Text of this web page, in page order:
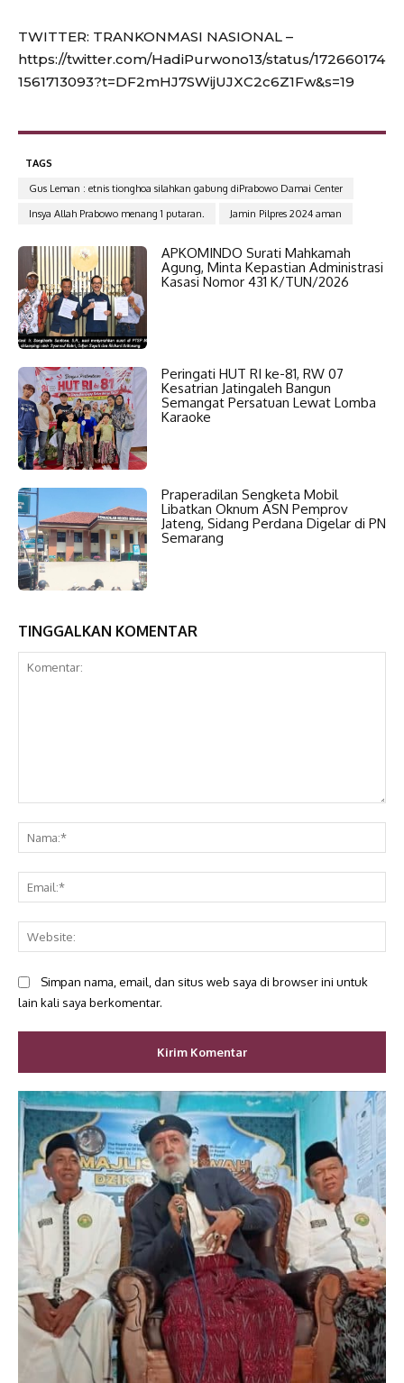
TWITTER: TRANKONMASI NASIONAL –
https://twitter.com/HadiPurwono13/status/172660174
1561713093?t=DF2mHJ7SWijUJXC2c6Z1Fw&s=19
TAGS
Gus Leman : etnis tionghoa silahkan gabung diPrabowo Damai Center
Insya Allah Prabowo menang 1 putaran.
Jamin Pilpres 2024 aman
APKOMINDO Surati Mahkamah
Agung, Minta Kepastian Administrasi
Kasasi Nomor 431 K/TUN/2026
Peringati HUT RI ke-81, RW 07
Kesatrian Jatingaleh Bangun
Semangat Persatuan Lewat Lomba
Karaoke
Praperadilan Sengketa Mobil
Libatkan Oknum ASN Pemprov
Jateng, Sidang Perdana Digelar di PN
Semarang
TINGGALKAN KOMENTAR
Simpan nama, email, dan situs web saya di browser ini untuk
lain kali saya berkomentar.